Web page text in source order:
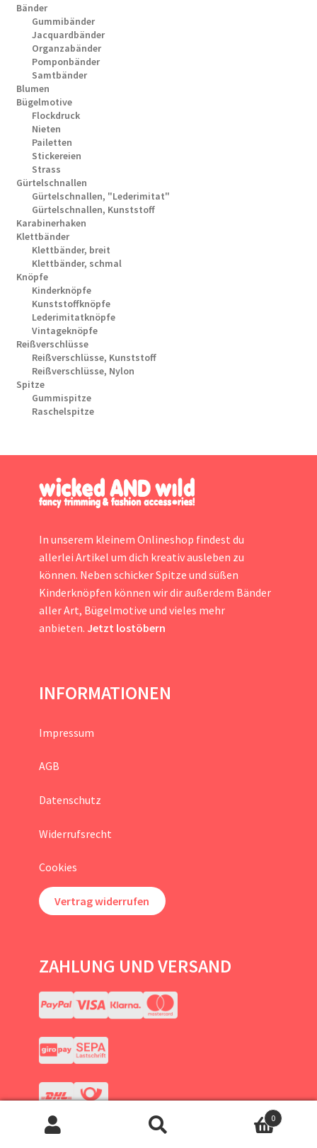
Bänder
Gummibänder
Jacquardbänder
Organzabänder
Pomponbänder
Samtbänder
Blumen
Bügelmotive
Flockdruck
Nieten
Pailetten
Stickereien
Strass
Gürtelschnallen
Gürtelschnallen, "Lederimitat"
Gürtelschnallen, Kunststoff
Karabinerhaken
Klettbänder
Klettbänder, breit
Klettbänder, schmal
Knöpfe
Kinderknöpfe
Kunststoffknöpfe
Lederimitatknöpfe
Vintageknöpfe
Reißverschlüsse
Reißverschlüsse, Kunststoff
Reißverschlüsse, Nylon
Spitze
Gummispitze
Raschelspitze
In unserem kleinem Onlineshop findest du
allerlei Artikel um dich kreativ ausleben zu
können. Neben schicker Spitze und süßen
Kinderknöpfen können wir dir außerdem Bänder
aller Art, Bügelmotive und vieles mehr
anbieten. Jetzt lostöbern
INFORMATIONEN
Impressum
AGB
Datenschutz
Widerrufsrecht
Cookies
Vertrag widerrufen
ZAHLUNG UND VERSAND
0